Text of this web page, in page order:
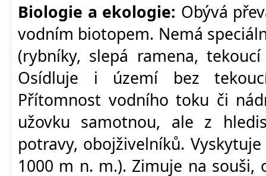
Biologie a ekologie: Obývá
vodním biotopem. Nemá
(rybníky, slepá ramena,
Osídluje i území bez
Přítomnost vodního toku či
užovku samotnou, ale z
potravy, obojživelníků.
1000 m n. m.). Zimuje na